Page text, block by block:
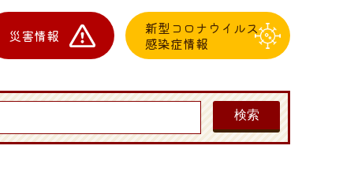
災害情報
新型コロナウイルス
感染症情報